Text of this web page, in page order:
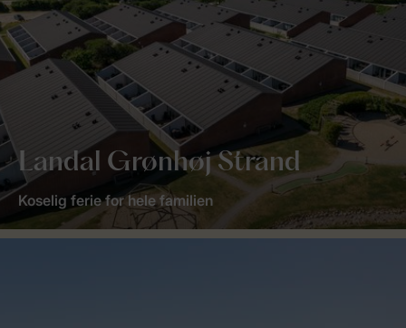
Landal Grønhøj Strand
Koselig ferie for hele familien